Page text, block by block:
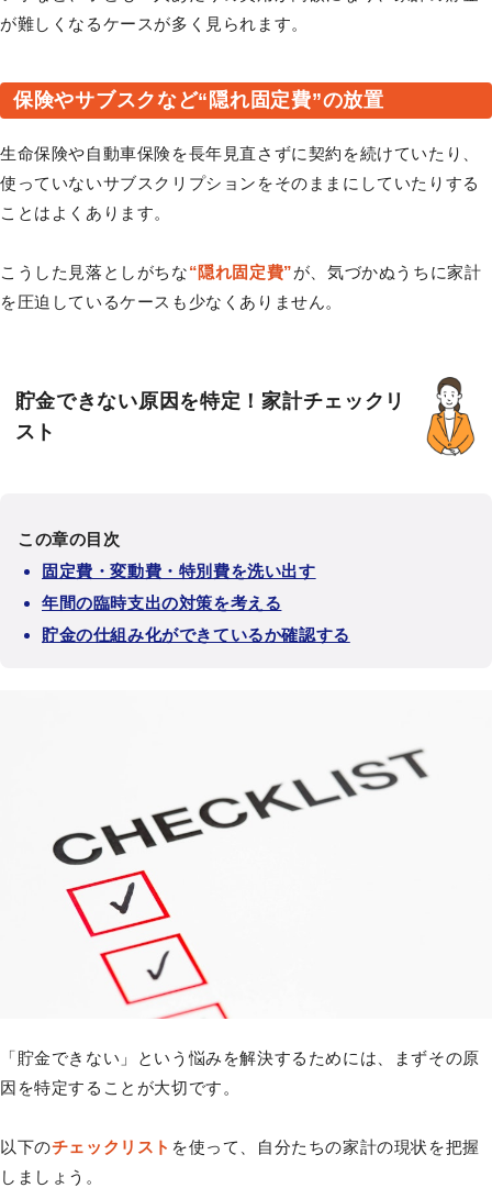
が難しくなるケースが多く見られます。
保険やサブスクなど“隠れ固定費”の放置
生命保険や自動車保険を長年見直さずに契約を続けていたり、
使っていないサブスクリプションをそのままにしていたりする
ことはよくあります。
こうした見落としがちな“隠れ固定費”が、気づかぬうちに家計
を圧迫しているケースも少なくありません。
貯金できない原因を特定！家計チェックリ
スト
この章の目次
固定費・変動費・特別費を洗い出す
年間の臨時支出の対策を考える
貯金の仕組み化ができているか確認する
「貯金できない」という悩みを解決するためには、まずその原
因を特定することが大切です。
以下のチェックリスト を使って、自分たちの家計の現状を把握
しましょう。